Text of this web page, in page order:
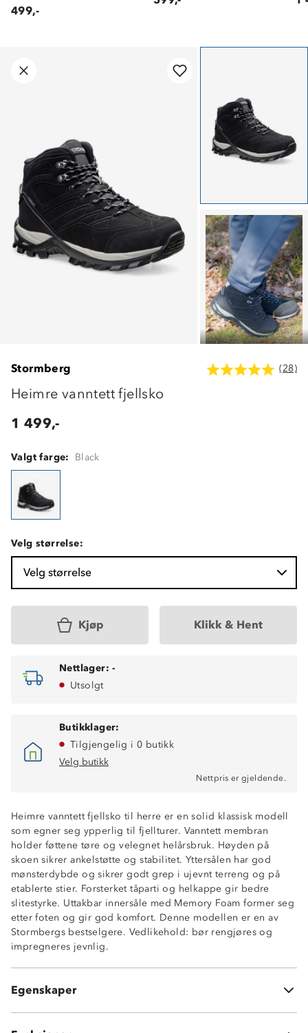
499,-
Stormberg (28)
Heimre vanntett fjellsko
1 499,-
Valgt farge: Black
Velg størrelse:
Velg størrelse
Kjøp Klikk & Hent
Nettlager: -
Utsolgt
Butikklager:
Tilgjengelig i 0 butikk
Velg butikk
Nettpris er gjeldende.
Heimre vanntett fjellsko til herre er en solid klassisk modell
som egner seg ypperlig til fjellturer. Vanntett membran
holder føttene tøre og velegnet helårsbruk. Høyden på
skoen sikrer ankelstøtte og stabilitet. Yttersålen har god
mønsterdybde og sikrer godt grep i ujevnt terreng og på
etablerte stier. Forsterket tåparti og helkappe gir bedre
slitestyrke. Uttakbar innersåle med Memory Foam former seg
etter foten og gir god komfort. Denne modellen er en av
Stormbergs bestselgere. Vedlikehold: bør rengjøres og
impregneres jevnlig.
Egenskaper
Vanntett membran
God gripsåle
Myk og komfortabel sko